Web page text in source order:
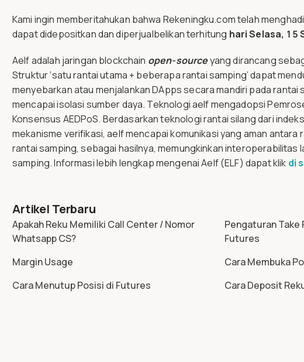
Kami ingin memberitahukan bahwa Rekeningku.com telah
dapat didepositkan dan diperjualbelikan terhitung hari Selasa, 15
Aelf adalah jaringan blockchain open-sourceyang dirancang
Struktur ‘satu rantai utama + beberapa rantai samping’ dapat
menyebarkan atau menjalankan DApps secara mandiri pada rantai
mencapai isolasi sumber daya. Teknologi aelf mengadopsi
Konsensus AEDPoS. Berdasarkan teknologi rantai silang dari
mekanisme verifikasi, aelf mencapai komunikasi yang aman antara
rantai samping, sebagai hasilnya, memungkinkan interoperabilitas
samping. Informasi lebih lengkap mengenai Aelf (ELF) dapat klik di
Artikel Terbaru
Apakah Reku Memiliki Call Center / Nomor
Whatsapp CS?
Pengaturan Take
Futures
Margin Usage
Cara Membuka
Cara Menutup Posisi di Futures
Cara Deposit